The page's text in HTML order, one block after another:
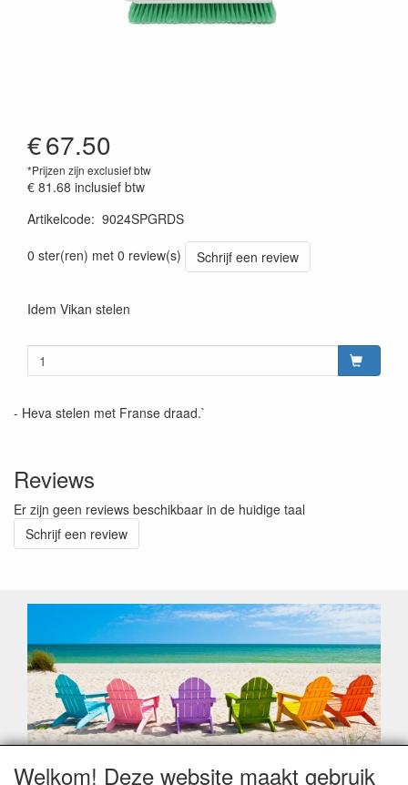
€67.50
*Prijzen zijn exclusief btw
€ 81.68 inclusief btw
Artikelcode: 9024SPGRDS
0 ster(ren) met 0 review(s)
Schrijf een review
Idem Vikan stelen
- Heva stelen met Franse draad.`
Reviews
Er zijn geen reviews beschikbaar in de huidige taal
Schrijf een review
Welkom! Deze website maakt gebruik